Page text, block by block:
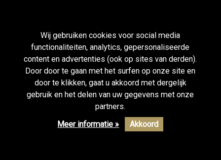
Disclaimer
Cookieverklaring
Privacy
Wij gebruiken cookies voor social media
functionaliteiten, analytics, gepersonaliseerde
content en advertenties (ook op sites van derden).
Door door te gaan met het surfen op onze site en
door te klikken, gaat u akkoord met dergelijk
gebruik en het delen van uw gegevens met onze
partners.
Meer informatie »
Akkoord